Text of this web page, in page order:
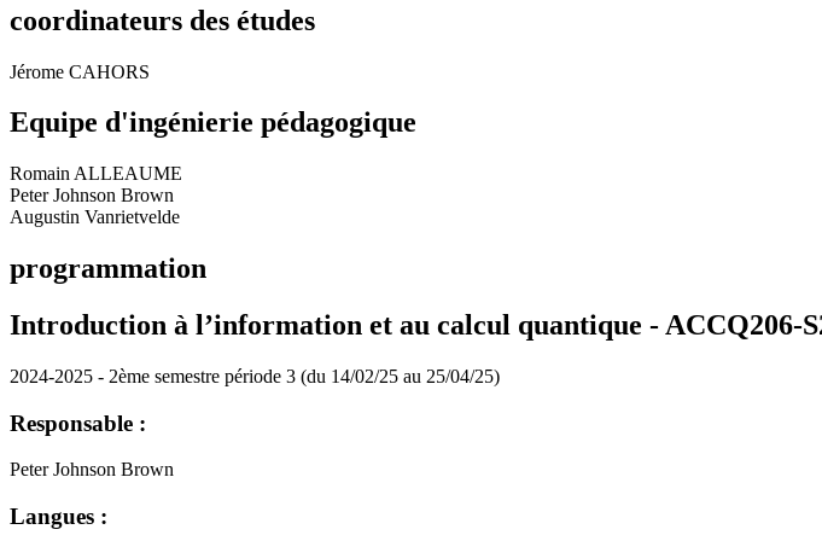
coordinateurs des études
Jérome CAHORS
Equipe d'ingénierie pédagogique
Romain ALLEAUME
Peter Johnson Brown
Augustin Vanrietvelde
programmation
Introduction à l’information et au calcul quantique - ACCQ206-
2024-2025 - 2ème semestre période 3 (du 14/02/25 au 25/04/25)
Responsable :
Peter Johnson Brown
Langues :